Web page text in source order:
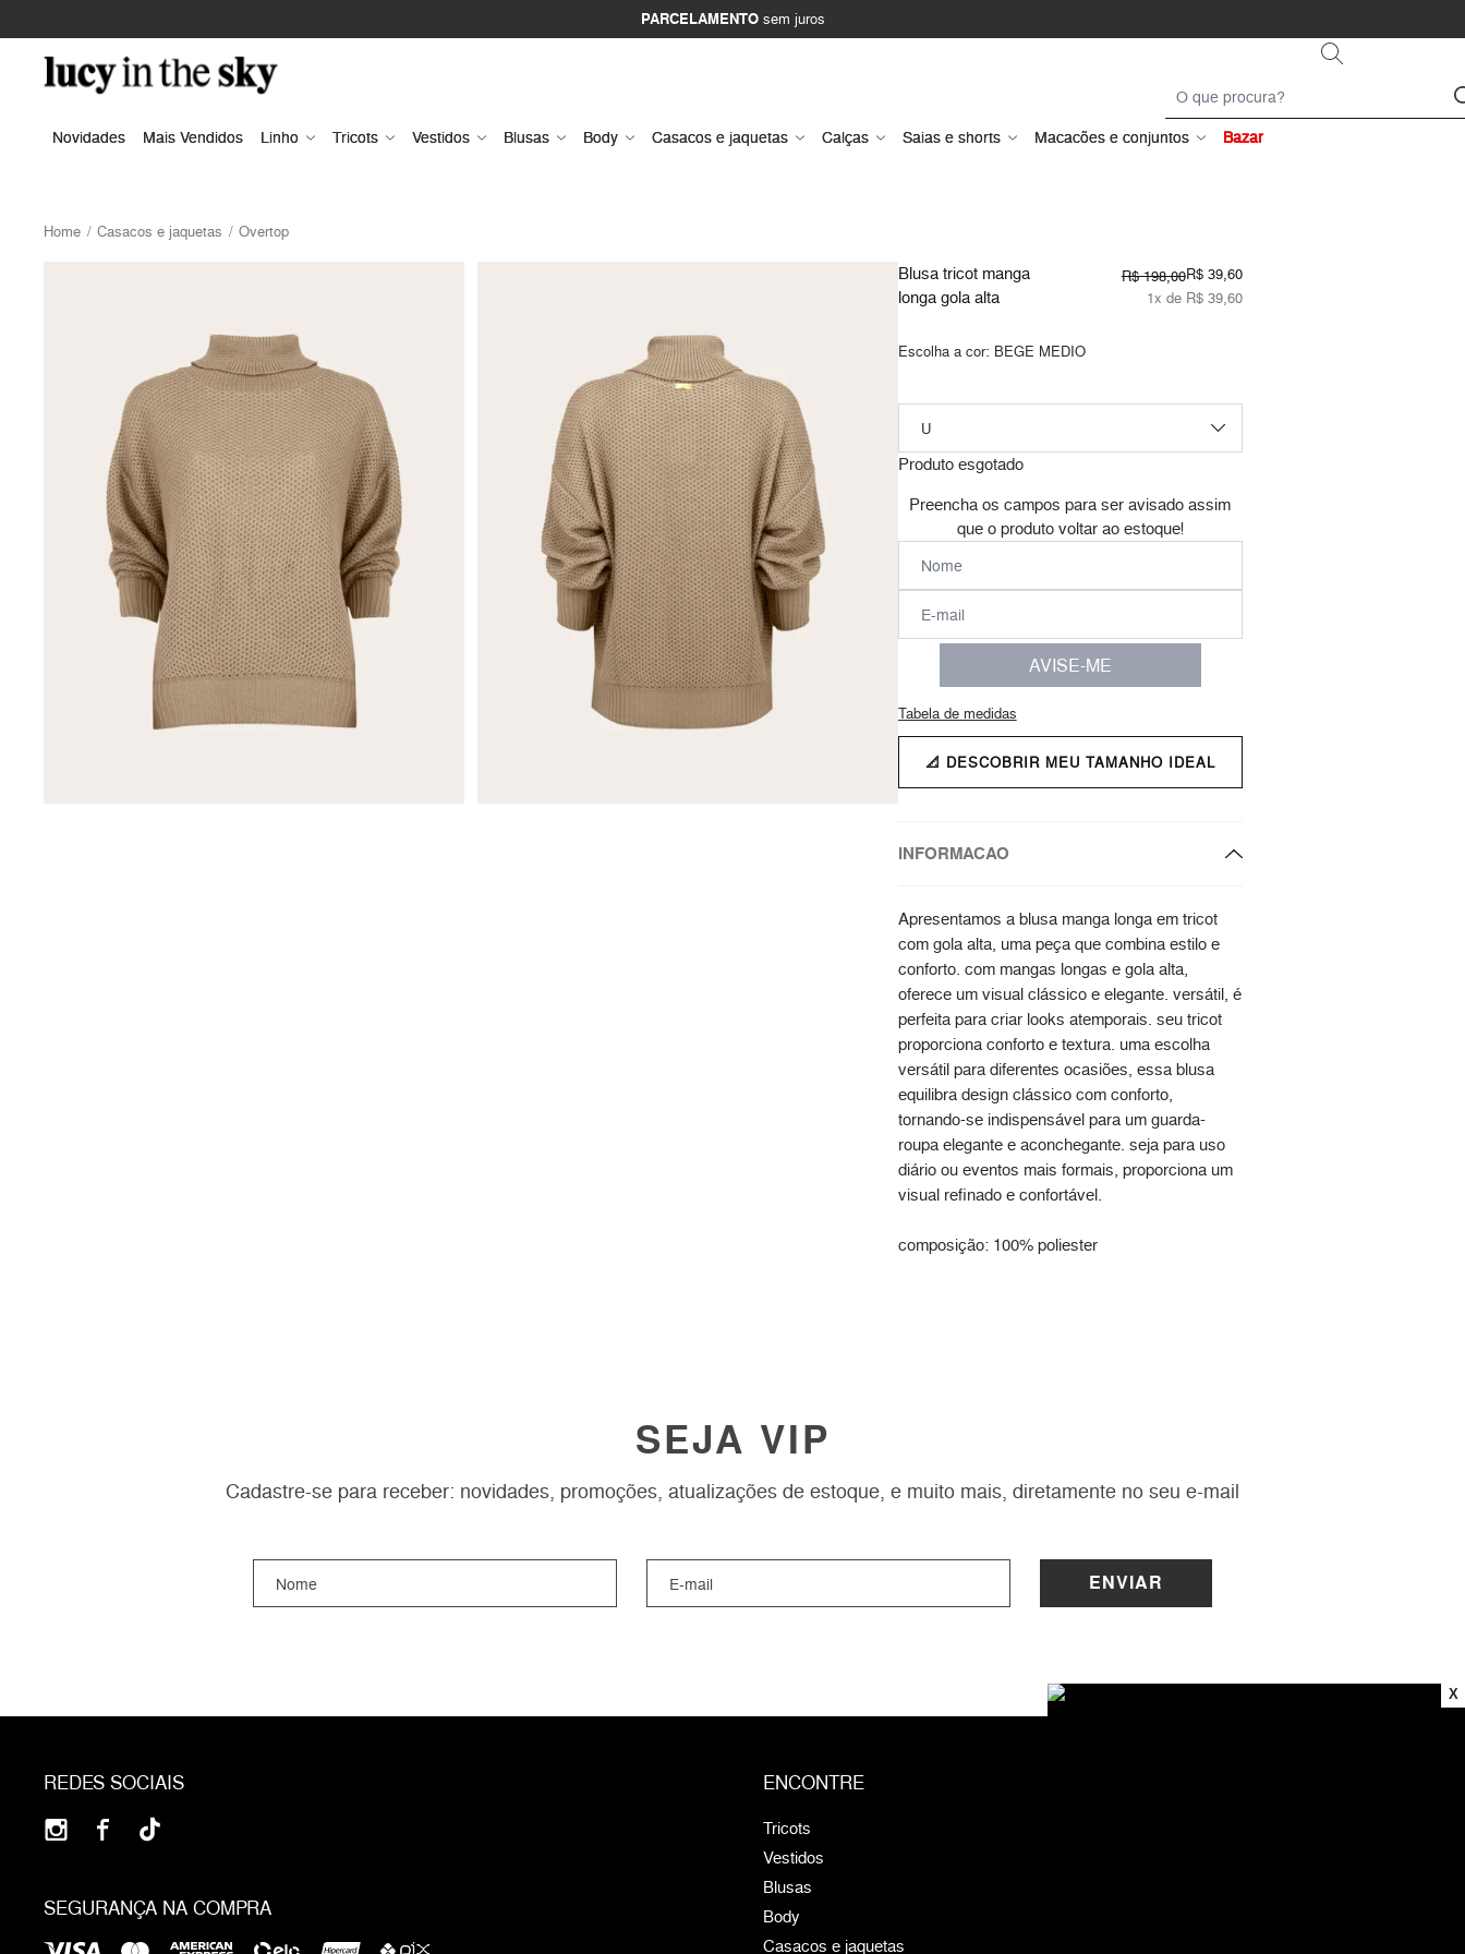
PARCELAMENTOsem juros
Novidades Mais Vendidos Linho Tricots Vestidos Blusas Body Casacos e jaquetas Calças Saias e shorts Macacões e conjuntos Bazar
Home Casacos e jaquetas Overtop
Blusa tricot manga
longa gola alta
R$ 198,00R$ 39,60
1x de R$ 39,60
Escolha a cor: BEGE MEDIO
Produto esgotado
Preencha os campos para ser avisado assim
que o produto voltar ao estoque!
AVISE-ME
Tabela de medidas
📐 DESCOBRIR MEU TAMANHO IDEAL
INFORMACAO
Apresentamos a blusa manga longa em tricot
com gola alta, uma peça que combina estilo e
conforto. com mangas longas e gola alta,
oferece um visual clássico e elegante. versátil, é
perfeita para criar looks atemporais. seu tricot
proporciona conforto e textura. uma escolha
versátil para diferentes ocasiões, essa blusa
equilibra design clássico com conforto,
tornando-se indispensável para um guarda-
roupa elegante e aconchegante. seja para uso
diário ou eventos mais formais, proporciona um
visual refinado e confortável.
composição: 100% poliester
SEJA VIP
Cadastre-se para receber: novidades, promoções, atualizações de estoque, e muito mais, diretamente no seu e-mail
ENVIAR
REDES SOCIAIS
SEGURANÇA NA COMPRA
ENCONTRE
Tricots
Vestidos
Blusas
Body
Casacos e jaquetas
X